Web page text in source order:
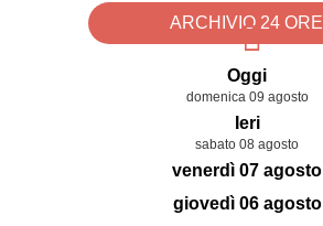
ARCHIVIO 24 ORE
Oggi
domenica 09 agosto
Ieri
sabato 08 agosto
venerdì 07 agosto
giovedì 06 agosto